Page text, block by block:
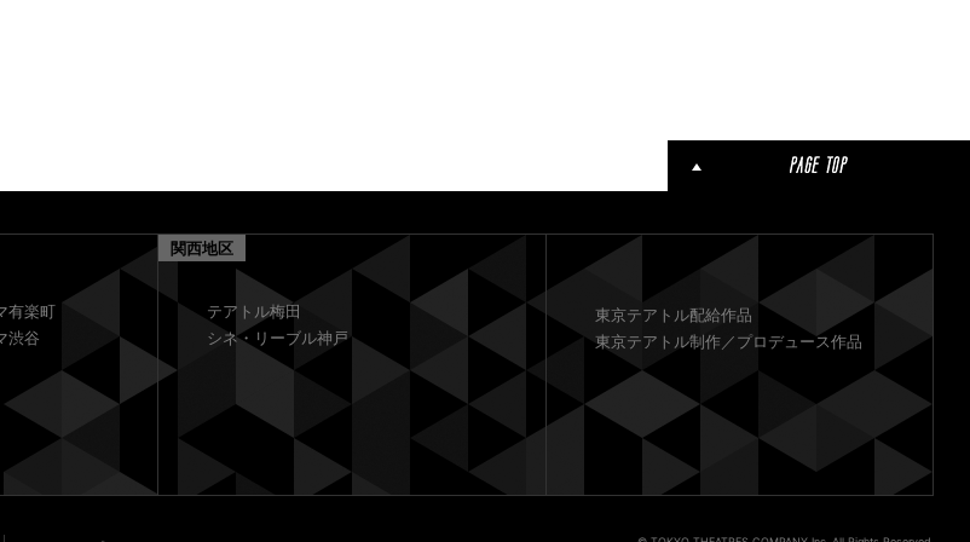
有楽町
渋谷
関西地区
テアトル梅田
シネ・リーブル神戸
東京テアトル配給作品
東京テアトル制作／プロデュース作品